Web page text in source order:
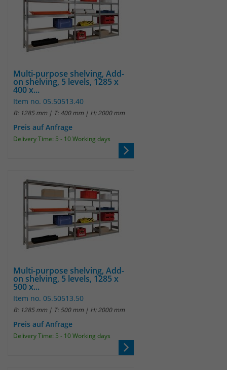
Multi-purpose shelving, Add-
on shelving, 5 levels, 1285 x
400 x...
Item no. 05.50513.40
B: 1285 mm | T: 400 mm | H: 2000 mm
Preis auf Anfrage
Delivery Time: 5 - 10 Working days
Multi-purpose shelving, Add-
on shelving, 5 levels, 1285 x
500 x...
Item no. 05.50513.50
B: 1285 mm | T: 500 mm | H: 2000 mm
Preis auf Anfrage
Delivery Time: 5 - 10 Working days
Name _pk_hsr
Anbieter Matomo
Laufzeit
Zweck
Das Cookie wird genutzt um temporär
Session Daten zu speichern
_pk_testcookie
Anbieter Matomo
Das Cookie wird gesetzt um zu
überprüfen ob der Browser erlaubt
Cookies zu setzen. Es wird direkt nach
demTest wieder gelöscht.